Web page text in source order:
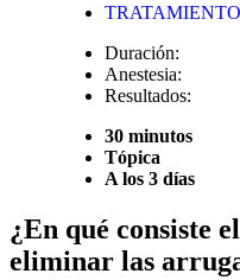
Duración:
Anestesia:
Resultados:
30 minutos
Tópica
A los 3 días
¿En qué consiste
eliminar las